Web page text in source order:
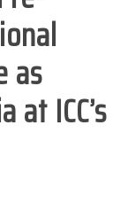
as
ICC’s